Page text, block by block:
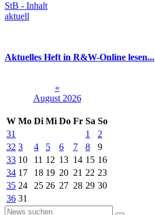
StB - Inhalt
aktuell
Aktuelles Heft in R&W-Online lesen...
«
August 2026
W Mo Di Mi Do Fr Sa So
31
1
2
32 3 4 5 6 7 8
9
33 10 11 12 13 14 15 16
34 17 18 19 20 21 22 23
35 24 25 26 27 28 29 30
36 31